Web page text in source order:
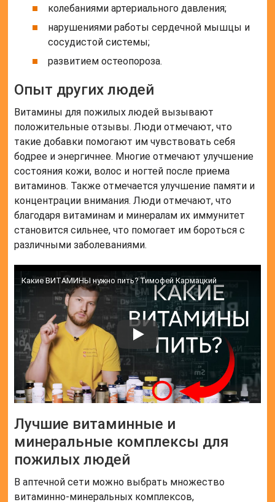
колебаниями артериального давления;
нарушениями работы сердечной мышцы и
сосудистой системы;
развитием остеопороза.
Опыт других людей
Витамины для пожилых людей вызывают
положительные отзывы. Люди отмечают, что
такие добавки помогают им чувствовать себя
бодрее и энергичнее. Многие отмечают улучшение
состояния кожи, волос и ногтей после приема
витаминов. Также отмечается улучшение памяти и
концентрации внимания. Люди отмечают, что
благодаря витаминам и минералам их иммунитет
становится сильнее, что помогает им бороться с
различными заболеваниями.
Какие ВИТАМИНЫ нужно пить? Тимофей Кармацкий
Лучшие витаминные и
минеральные комплексы для
пожилых людей
В аптечной сети можно выбрать множество
витаминно-минеральных комплексов,